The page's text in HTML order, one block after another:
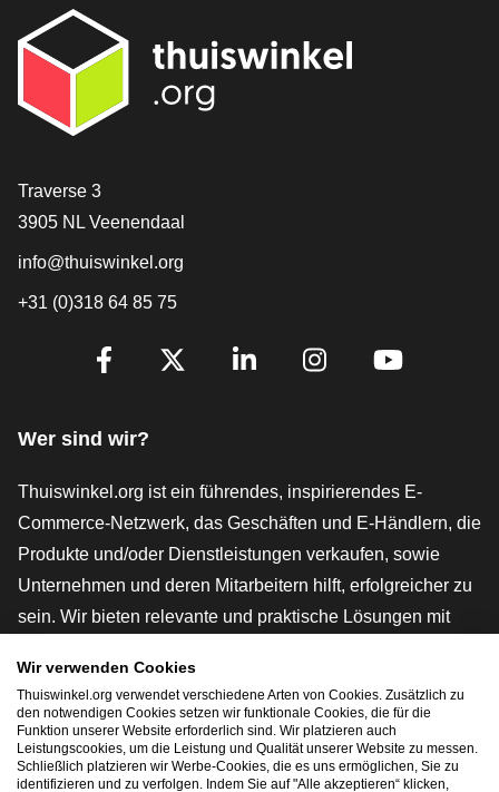
[_General:Contact]
Traverse 3
3905 NL Veenendaal
info@thuiswinkel.org
+31 (0)318 64 85 75
[_General:SocialMediaTitle]
Wer sind wir?
Thuiswinkel.org ist ein führendes, inspirierendes E-
Commerce-Netzwerk, das Geschäften und E-Händlern, die
Produkte und/oder Dienstleistungen verkaufen, sowie
Unternehmen und deren Mitarbeitern hilft, erfolgreicher zu
sein. Wir bieten relevante und praktische Lösungen mit
rechtlichen Instrumenten und Beratung,
Interessenvertretung, Marktforschung und verfügen über
eine eigene Bildungsplattform, die Thuiswinkel e-
Academy.
Wir verwenden Cookies
Thuiswinkel.org verwendet verschiedene Arten von Cookies. Zusätzlich zu
den notwendigen Cookies setzen wir funktionale Cookies, die für die
Funktion unserer Website erforderlich sind. Wir platzieren auch
Leistungscookies, um die Leistung und Qualität unserer Website zu messen.
Schließlich platzieren wir Werbe-Cookies, die es uns ermöglichen, Sie zu
identifizieren und zu verfolgen. Indem Sie auf "Alle akzeptieren“ klicken,